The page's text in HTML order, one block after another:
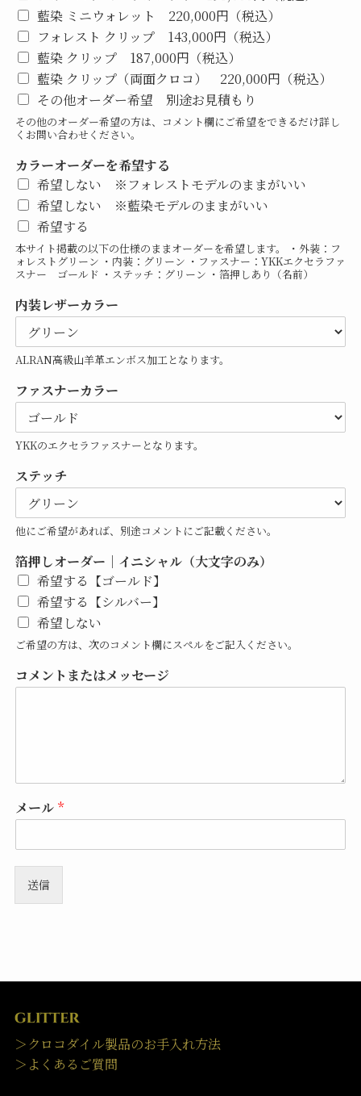
藍染 ミニウォレット 220,000円（税込）
フォレスト クリップ 143,000円（税込）
藍染 クリップ 187,000円（税込）
藍染 クリップ（両面クロコ） 220,000円（税込）
その他オーダー希望 別途お見積もり
その他のオーダー希望の方は、コメント欄にご希望をできるだけ詳し
くお問い合わせください。
カラーオーダーを希望する
希望しない ※フォレストモデルのままがいい
希望しない ※藍染モデルのままがいい
希望する
本サイト掲載の以下の仕様のままオーダーを希望します。 ・外装：フ
ォレストグリーン ・内装：グリーン ・ファスナー：YKKエクセラファ
スナー ゴールド ・ステッチ：グリーン ・箔押しあり（名前）
内装レザーカラー
ALRAN高級山羊革エンボス加工となります。
ファスナーカラー
YKKのエクセラファスナーとなります。
ステッチ
他にご希望があれば、別途コメントにご記載ください。
箔押しオーダー｜イニシャル（大文字のみ）
希望する【ゴールド】
希望する【シルバー】
希望しない
ご希望の方は、次のコメント欄にスペルをご記入ください。
コメントまたはメッセージ
メール *
送信
＞クロコダイル製品のお手入れ方法
＞よくあるご質問